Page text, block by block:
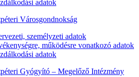
adatok
Városgondnokság
személyzeti adatok
működésre vonatkozó adatok
adatok
Gyógyító – Megelőző Intézmény